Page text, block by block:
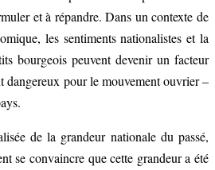
et à répandre. Dans un contexte de
les sentiments nationalistes et la
bourgeois peuvent devenir un facteur
dangereux pour le mouvement ouvrier –
de la grandeur nationale du passé,
se convaincre que cette grandeur a été